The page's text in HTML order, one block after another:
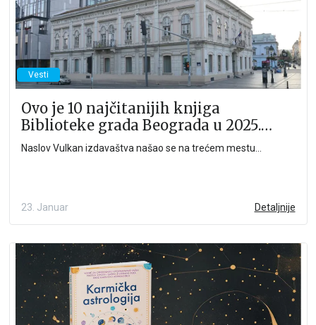
Vesti
Ovo je 10 najčitanijih knjiga
Biblioteke grada Beograda u 2025.
godini
Naslov Vulkan izdavaštva našao se na trećem mestu...
23. Januar Detaljnije